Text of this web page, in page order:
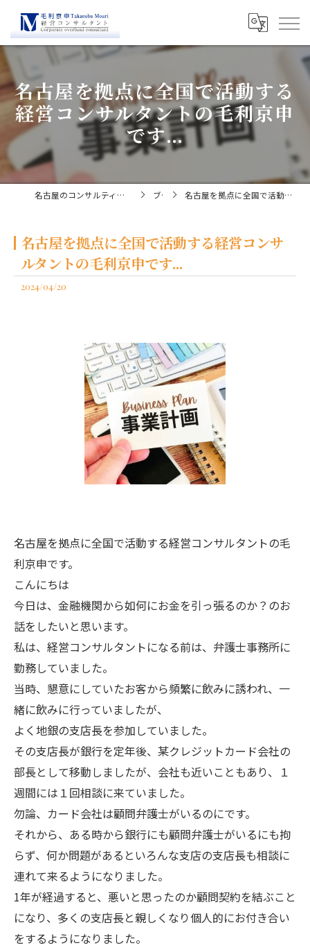
名古屋を拠点に全国で活動する
経営コンサルタントの毛利京申
です...
名古屋のコンサルティングなら経営コンサルタント毛利京申 ブログ 名古屋を拠点に全国で活動する経営コンサルタントの毛利京申です...
名古屋を拠点に全国で活動する経営コンサ
ルタントの毛利京申です...
2024/04/20
名古屋を拠点に全国で活動する経営コンサルタントの毛
利京申です。
こんにちは
今日は、金融機関から如何にお金を引っ張るのか？のお
話をしたいと思います。
私は、経営コンサルタントになる前は、弁護士事務所に
勤務していました。
当時、懇意にしていたお客から頻繁に飲みに誘われ、一
緒に飲みに行っていましたが、
よく地銀の支店長を参加していました。
その支店長が銀行を定年後、某クレジットカード会社の
部長として移動しましたが、会社も近いこともあり、１
週間には１回相談に来ていました。
勿論、カード会社は顧問弁護士がいるのにです。
それから、ある時から銀行にも顧問弁護士がいるにも拘
らず、何か問題があるといろんな支店の支店長も相談に
連れて来るようになりました。
1年が経過すると、悪いと思ったのか顧問契約を結ぶこと
になり、多くの支店長と親しくなり個人的にお付き合い
をするようになりました。